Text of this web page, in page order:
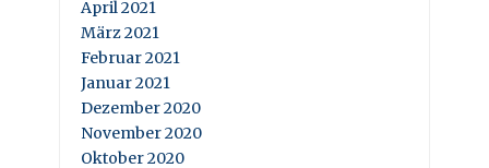
April 2021
März 2021
Februar 2021
Januar 2021
Dezember 2020
November 2020
Oktober 2020